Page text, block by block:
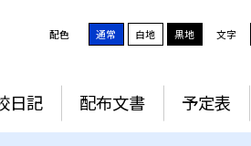
配色 通常 白地 黒地 文字
日記 配布文書 予定表